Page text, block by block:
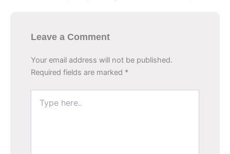
Leave a Comment
Your email address will not be published.
Required fields are marked *
here..